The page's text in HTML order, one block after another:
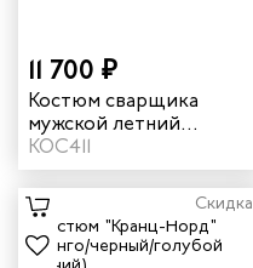
11 700 ₽
Костюм сварщика
мужской летний
"Файмер 2" цвет
черный/желтый
КОС411
Скидка